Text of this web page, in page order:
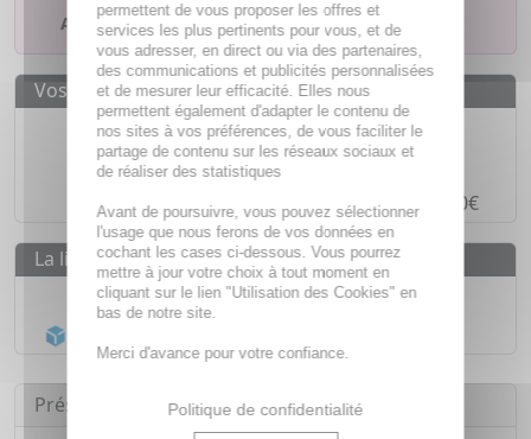
Ajouter à mes favoris
Vos avantages
Des prix IMBATTABLES
Paiement en ligneSÉCURISÉ
Paiement en4 fois sans fraisà partir de 30€
La livraison
Livraison gratuite dès55€
Présentation
permettent de vous proposer les offres et
services les plus pertinents pour vous, et de
vous adresser, en direct ou via des partenaires,
des communications et publicités personnalisées
et de mesurer leur efficacité. Elles nous
permettent également d'adapter le contenu de
nos sites à vos préférences, de vous faciliter le
partage de contenu sur les réseaux sociaux et
de réaliser des statistiques
Avant de poursuivre, vous pouvez sélectionner
l'usage que nous ferons de vos données en
cochant les cases ci-dessous. Vous pourrez
mettre à jour votre choix à tout moment en
cliquant sur le lien "Utilisation des Cookies" en
bas de notre site.
Merci d'avance pour votre confiance.
Politique de confidentialité